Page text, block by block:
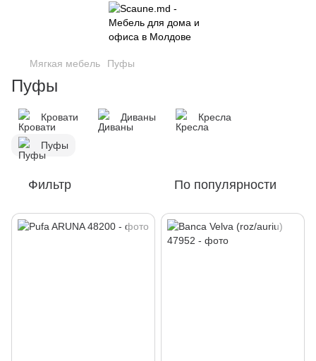
Мягкая мебель Пуфы
Пуфы
Кровати Диваны Кресла
Пуфы
Фильтр По популярности